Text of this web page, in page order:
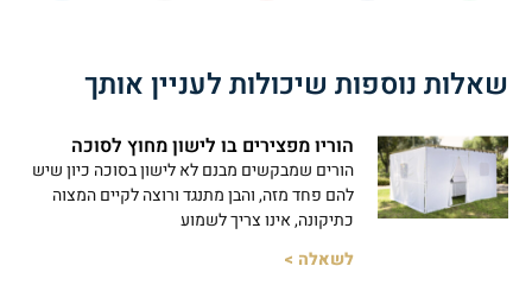
שאלות נוספות שיכולות לעניין אותך
הוריו מפצירים בו לישון מחוץ לסוכה
הורים שמבקשים מבנם לא לישון בסוכה כיון שיש
להם פחד מזה, והבן מתנגד ורוצה לקיים המצוה
כתיקונה, אינו צריך לשמוע
לשאלה >